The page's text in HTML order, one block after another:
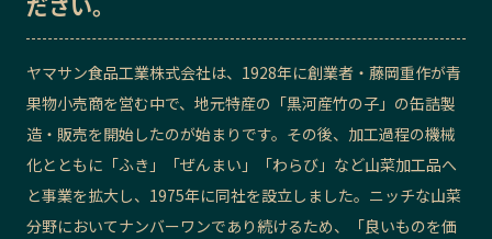
記事ライター アンバサダー
お問い合わせ 会社概要
ださい。
ヤマサン食品工業株式会社は、1928年に創業者・藤岡重作が青
果物小売商を営む中で、地元特産の「黒河産竹の子」の缶詰製
造・販売を開始したのが始まりです。その後、加工過程の機械
化とともに「ふき」「ぜんまい」「わらび」など山菜加工品へ
と事業を拡大し、1975年に同社を設立しました。ニッチな山菜
分野においてナンバーワンであり続けるため、「良いものを価